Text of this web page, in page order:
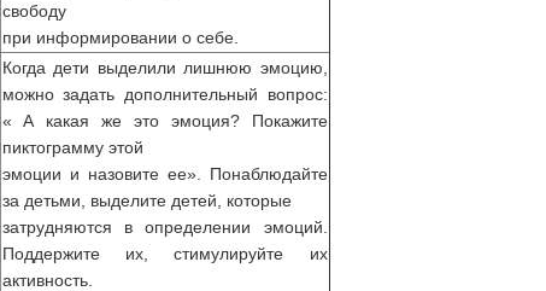
свободу
при информировании о себе.
Когда дети выделили лишнюю эмоцию,
можно задать дополнительный вопрос:
« А какая же это эмоция? Покажите
пиктограмму этой
эмоции и назовите ее». Понаблюдайте
за детьми, выделите детей, которые
затрудняются в определении эмоций.
Поддержите их, стимулируйте их
активность.